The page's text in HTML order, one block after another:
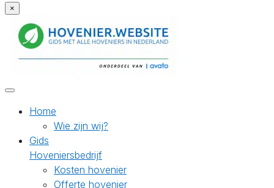
×
Home
Wie zijn wij?
Gids
Hoveniersbedrijf
Kosten hovenier
Offerte hovenier